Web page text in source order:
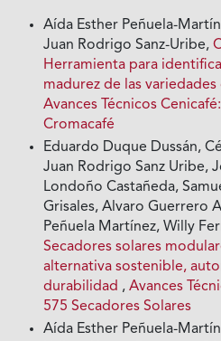
Aída Esther Peñuela-
Juan Rodrigo Sanz-Uribe,
Herramienta para
madurez de las
Avances Técnicos
Cromacafé
Eduardo Duque Dussán,
Juan Rodrigo Sanz Uribe,
Londoño Castañeda,
Grisales, Alvaro Guerrero
Peñuela Martínez, Willy
Secadores solares
alternativa sostenible,
durabilidad ,Avances
575 Secadores Solares
Aída Esther Peñuela-